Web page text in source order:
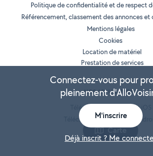
Carte
Politique de confidentialité et de respect
Référencement, classement des annonces et
Mentions légales
Cookies
Location de matériel
Prestation de services
NOS APPLICATIONS
Télécharger l’application iOS
Télécharger l’application Android
Connectez-vous pour
pleinement
M'inscrire
Déjà inscrit ? Me